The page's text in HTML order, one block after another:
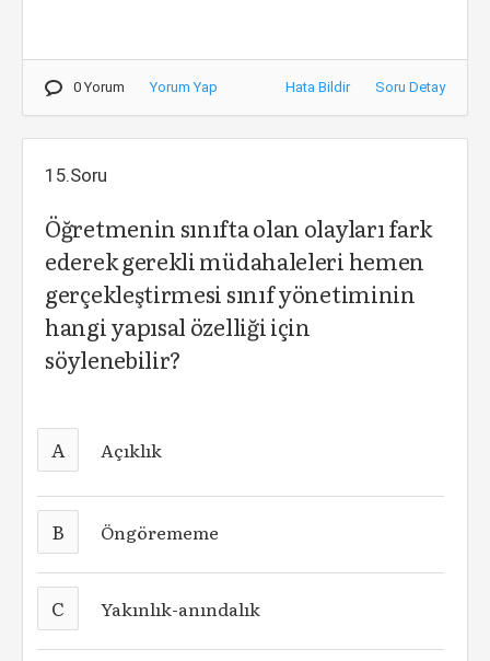
0 Yorum Yorum Yap Hata Bildir Soru Detay
15.Soru
Öğretmenin sınıfta olan olayları fark
ederek gerekli müdahaleleri hemen
gerçekleştirmesi sınıf yönetiminin
hangi yapısal özelliği için
söylenebilir?
A Açıklık
B Öngörememe
C Yakınlık-anındalık